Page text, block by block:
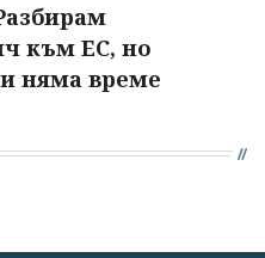
към ЕС, но
няма време